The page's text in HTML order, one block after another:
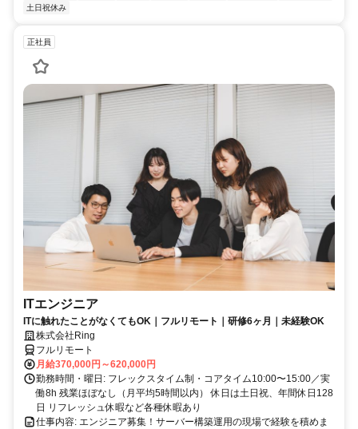
土日祝休み
正社員
ITエンジニア
ITに触れたことがなくてもOK｜フルリモート｜研修6ヶ月｜未経験OK
株式会社Ring
フルリモート
月給370,000円～620,000円
勤務時間・曜日: フレックスタイム制・コアタイム10:00〜15:00／実
働8h 残業ほぼなし（月平均5時間以内） 休日は土日祝、年間休日128
日 リフレッシュ休暇など各種休暇あり
仕事内容: エンジニア募集！サーバー構築運用の現場で経験を積めま